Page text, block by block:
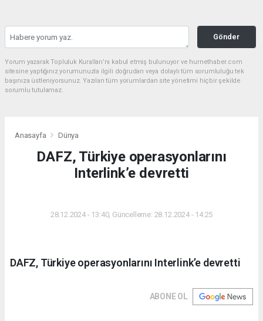
Gönder
Yorum yazarak Topluluk Kuralları’nı kabul etmiş bulunuyor ve hurnethaber.com
sitesine yaptığınız yorumunuzla ilgili doğrudan veya dolaylı tüm sorumluluğu tek
başınıza üstleniyorsunuz. Yazılan tüm yorumlardan site yönetimi hiçbir şekilde
sorumlu tutulamaz.
Anasayfa Dünya
DAFZ, Türkiye operasyonlarını
Interlink’e devretti
28.12.2024 - 13:40, Güncelleme: 28.12.2024 - 14:25
DAFZ, Türkiye operasyonlarını Interlink’e devretti
ABONE OL